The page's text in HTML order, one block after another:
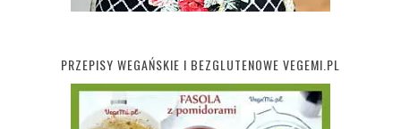
PRZEPISY WEGAŃSKIE I BEZGLUTENOWE VEGEMI.PL